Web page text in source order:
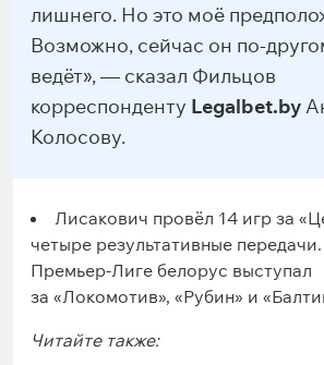
лишнего. Но это моё
Возможно, сейчас он по-
ведёт», — сказал Фильцов
корреспонденту Legalbet.by
Колосову.
Лисакович провёл 14 игр за
четыре результативные
Премьер-Лиге белорус выступал
за «Локомотив», «Рубин» и
Читайте также: